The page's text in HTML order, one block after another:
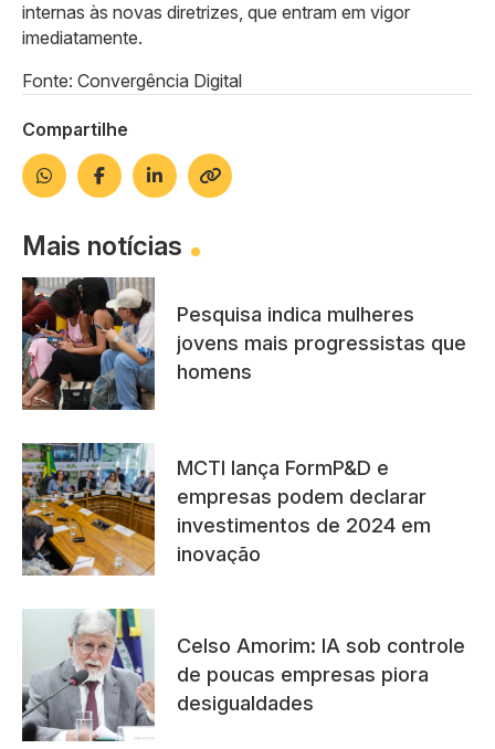
internas às novas diretrizes, que entram em vigor
imediatamente.
Fonte: Convergência Digital
Compartilhe
Mais notícias
Pesquisa indica mulheres
jovens mais progressistas que
homens
MCTI lança FormP&D e
empresas podem declarar
investimentos de 2024 em
inovação
Celso Amorim: IA sob controle
de poucas empresas piora
desigualdades